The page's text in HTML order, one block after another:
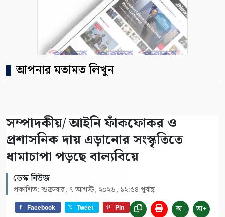
আপনার মতামত লিখুন
সম্পাদকীয়/ আইনি ফাঁকফোকর ও
প্রশাসনিক দায় এড়ানোর সংস্কৃতিতে
ধামাচাপা পড়ছে বাল্যবিয়ে
ডেস্ক নিউজ
প্রকাশিত: শুক্রবার, ৭ আগস্ট, ২০২৬, ১২:৫৪ পূর্বাহ্ণ
Facebook Tweet Pin অ- অ+